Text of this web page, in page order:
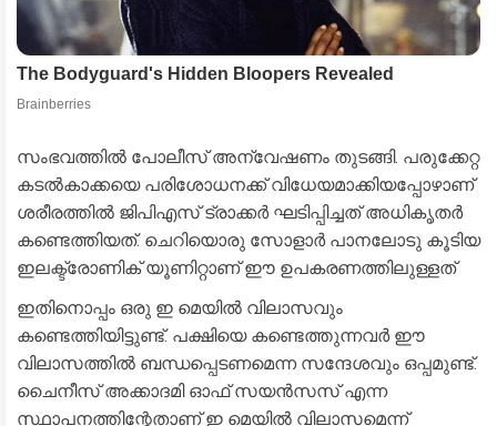
സംഭവത്തിൽ പോലീസ് അന്വേഷണം തുടങ്ങി. പരുക്കേറ്റ
കടൽകാക്കയെ പരിശോധനക്ക് വിധേയമാക്കിയപ്പോഴാണ്
ശരീരത്തിൽ ജിപിഎസ് ട്രാക്കർ ഘടിപ്പിച്ചത് അധികൃതർ
കണ്ടെത്തിയത്. ചെറിയൊരു സോളാർ പാനലോടു കൂടിയ
ഇലക്ട്രോണിക് യൂണിറ്റാണ് ഈ ഉപകരണത്തിലുള്ളത്
ഇതിനൊപ്പം ഒരു ഇ മെയിൽ വിലാസവും
കണ്ടെത്തിയിട്ടുണ്ട്. പക്ഷിയെ കണ്ടെത്തുന്നവർ ഈ
വിലാസത്തിൽ ബന്ധപ്പെടണമെന്ന സന്ദേശവും ഒപ്പമുണ്ട്.
ചൈനീസ് അക്കാദമി ഓഫ് സയൻസസ് എന്ന
സ്ഥാപനത്തിന്റേതാണ് ഇ മെയിൽ വിലാസമെന്ന്